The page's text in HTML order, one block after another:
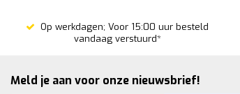
Op werkdagen; Voor 15:00 uur besteld
vandaag verstuurd*
Meld je aan voor onze nieuwsbrief!